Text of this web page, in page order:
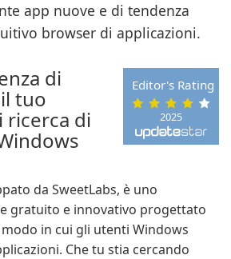
app nuove e di tendenza
browser di applicazioni.
2025
Editor's Rating
di
tuo
di
da SweetLabs, è uno
gratuito e innovativo progettato
in cui gli utenti Windows
Che tu stia cercando